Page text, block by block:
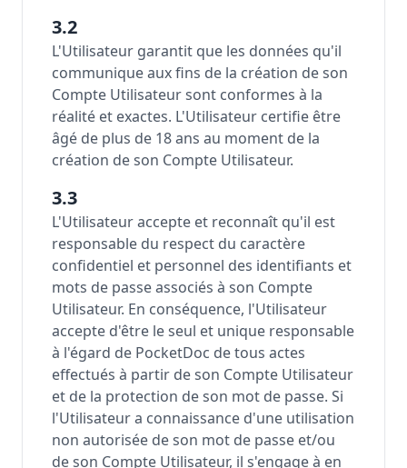
3.2
L'Utilisateur garantit que les données qu'il
communique aux fins de la création de son
Compte Utilisateur sont conformes à la
réalité et exactes. L'Utilisateur certifie être
âgé de plus de 18 ans au moment de la
création de son Compte Utilisateur.
3.3
L'Utilisateur accepte et reconnaît qu'il est
responsable du respect du caractère
confidentiel et personnel des identifiants et
mots de passe associés à son Compte
Utilisateur. En conséquence, l'Utilisateur
accepte d'être le seul et unique responsable
à l'égard de PocketDoc de tous actes
effectués à partir de son Compte Utilisateur
et de la protection de son mot de passe. Si
l'Utilisateur a connaissance d'une utilisation
non autorisée de son mot de passe et/ou
de son Compte Utilisateur, il s'engage à en